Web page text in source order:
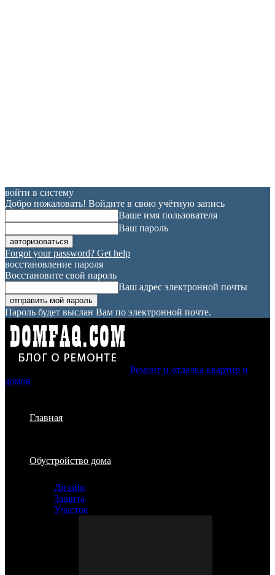
войти в систему
Добро пожаловать! Войдите в свою учётную запись
Ваше имя пользователя
Ваш пароль
Forgot your password? Get help
восстановление пароля
Восстановите свой пароль
Ваш адрес электронной почты
Пароль будет выслан Вам по электронной почте.
Ремонт и отделка квартир и
домов
Главная
Обустройство дома
Дизайн
Защита
Участок